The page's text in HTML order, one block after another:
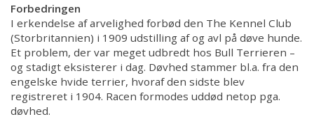
Forbedringen
I erkendelse af arvelighed forbød den The Kennel Club
(Storbritannien) i 1909 udstilling af og avl på døve hunde.
Et problem, der var meget udbredt hos Bull Terrieren –
og stadigt eksisterer i dag. Døvhed stammer bl.a. fra den
engelske hvide terrier, hvoraf den sidste blev
registreret i 1904. Racen formodes uddød netop pga.
døvhed.